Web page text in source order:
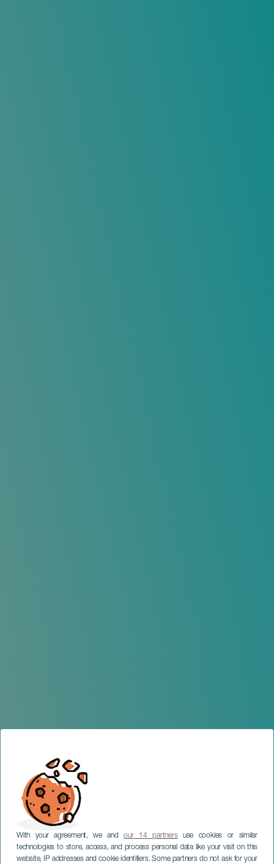
With your agreement, we andour 14 partnersuse cookies or similar
technologies to store, access, and process personal data like your visit on this
website, IP addresses and cookie identifiers. Some partners do not ask for your